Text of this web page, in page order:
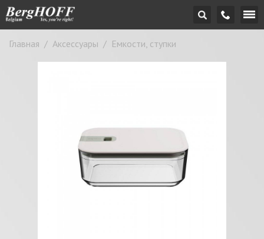
Главная / Аксессуары / Емкости, ступки